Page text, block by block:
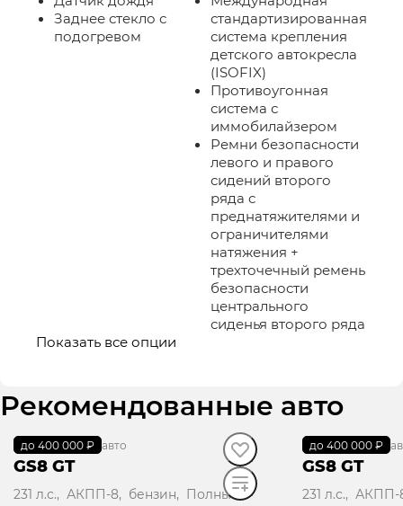
Заднее стекло с
подогревом
стандартизированная
система крепления
детского автокресла
(ISOFIX)
Противоугонная
система с
иммобилайзером
Ремни безопасности
левого и правого
сидений второго
ряда с
преднатяжителями и
ограничителями
натяжения +
трехточечный ремень
безопасности
центрального
сиденья второго ряда
Показать все опции
Рекомендованные авто
до 400 000 ₽
В наличии· авто
GS8 GT
231 л.с., АКПП-8, бензин, Полный
до 400 000 ₽
В наличии·
GS8 GT
231 л.с.,